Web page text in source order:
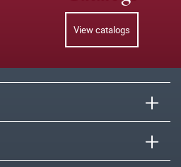
View catalogs